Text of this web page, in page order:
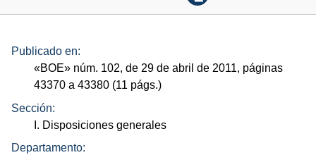
Publicado en:
«BOE» núm. 102, de 29 de abril de 2011, páginas
43370 a 43380 (11 págs.)
Sección:
I. Disposiciones generales
Departamento: